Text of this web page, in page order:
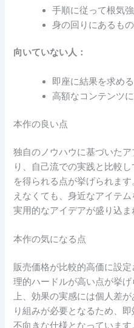
手順に従って根気
身の回りにあるも
向いていない人：
即座に結果を求め
高額なコンテンツ
本作の良い点
独自のノウハウに基づいた
り、自己流での実践と比較
を得られる点が挙げられま
えなくても、身近なアイテ
実用的なアイデアが盛り込ま
本作の気になる点
販売価格が比較的高価に設
理的ハードルが高い点が挙
上、効果の実感には個人差
り組みが必要となるため、
不向きな仕様となっています